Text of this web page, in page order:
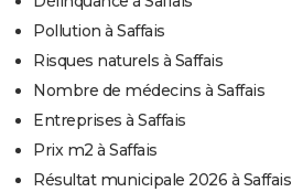
Pollution à Saffais
Risques naturels à Saffais
Nombre de médecins à Saffais
Entreprises à Saffais
Prix m2 à Saffais
Résultat municipale 2026 à Saffais